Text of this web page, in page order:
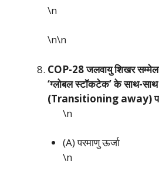
\n
\n\n
COP-28 जलवायु शिखर
‘ग्लोबल स्टॉकटेक’ के साथ-
(Transitioning away)
\n
(A) परमाणु ऊर्जा
\n